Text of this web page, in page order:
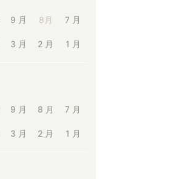
9 月 8月 7 月
3 月 2 月 1 月
9 月 8 月 7 月
3 月 2 月 1 月